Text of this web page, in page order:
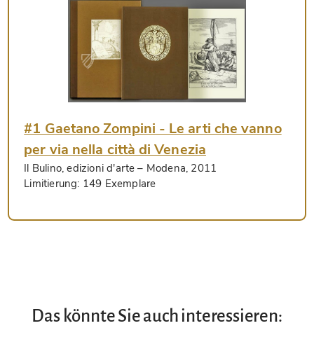
#1 Gaetano Zompini - Le arti che vanno
per via nella città di Venezia
Il Bulino, edizioni d'arte – Modena, 2011
Limitierung: 149 Exemplare
Das könnte Sie auch interessieren: